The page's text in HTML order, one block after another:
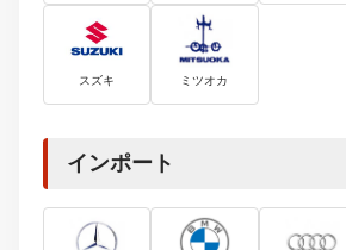
スズキ ミツオカ
インポート